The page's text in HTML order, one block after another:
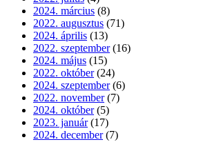
2024. március (8)
2022. augusztus (71)
2024. április (13)
2022. szeptember (16)
2024. május (15)
2022. október (24)
2024. szeptember (6)
2022. november (7)
2024. október (5)
2023. január (17)
2024. december (7)